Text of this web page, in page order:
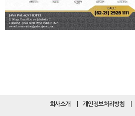
회사소개 개인정보처리방침